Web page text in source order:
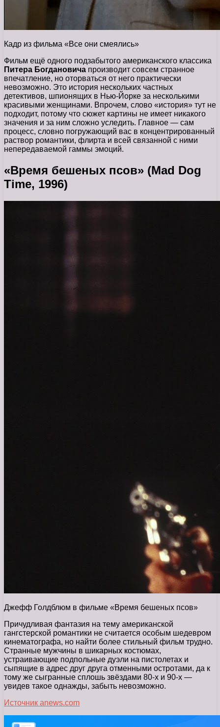
Кадр из фильма «Все они смеялись»
Фильм ещё одного подзабытого американского классика
Питера Богдановича производит совсем странное
впечатление, но оторваться от него практически
невозможно. Это история нескольких частных
детективов, шпионящих в Нью-Йорке за несколькими
красивыми женщинами. Впрочем, слово «история» тут не
подходит, потому что сюжет картины не имеет никакого
значения и за ним сложно уследить. Главное — сам
процесс, словно погружающий вас в концентрированный
раствор романтики, флирта и всей связанной с ними
непередаваемой гаммы эмоций.
«Время бешеных псов» (Mad Dog
Time, 1996)
Джефф Голдблюм в фильме «Время бешеных псов»
Причудливая фантазия на тему американской
гангстерской романтики не считается особым шедевром
кинематографа, но найти более стильный фильм трудно.
Странные мужчины в шикарных костюмах,
устраивающие подпольные дуэли на пистолетах и
сыпящие в адрес друг друга отменными остротами, да к
тому же сыгранные сплошь звёздами 80-х и 90-х —
увидев такое однажды, забыть невозможно.
Источник anews.com